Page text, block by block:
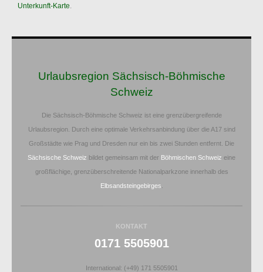
Unterkunft-Karte.
Urlaubsregion Sächsisch-Böhmische
Schweiz
Die Sächsisch-Böhmische Schweiz ist eine grenzübergreifende
Urlaubsregion. Durch eine optimale Verkehrsanbindung über die A17 sind
Großstädte wie Prag und Dresden nur ein bis zwei Stunden entfernt. Die
Sächsische Schweiz bildet gemeinsam mit der Böhmischen Schweiz eine
großflächige, grenzüberschreitende Nationalparkzone innerhalb des
Elbsandsteingebirges
KONTAKT
0171 5505901
International: (+49) 171 5505901